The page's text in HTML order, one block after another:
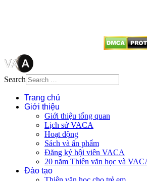
Search
Trang chủ
Giới thiệu
Giới thiệu tổng quan
Lịch sử VACA
Hoạt động
Sách và ấn phẩm
Đăng ký hội viên VACA
20 năm Thiên văn học và
Đào tạo